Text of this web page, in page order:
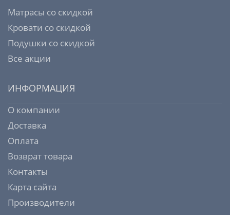
Матрасы со скидкой
Кровати со скидкой
Подушки со скидкой
Все акции
ИНФОРМАЦИЯ
О компании
Доставка
Оплата
Возврат товара
Контакты
Карта сайта
Производители